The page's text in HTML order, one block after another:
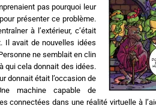
pas pourquoi leur
présenter ce problème.
à l’extérieur, c’était
Il avait de nouvelles idées
ne semblait en clin
qui cela donnait des idées.
donnait était l’occasion de
machine capable de
connectées dans une réalité virtuelle à